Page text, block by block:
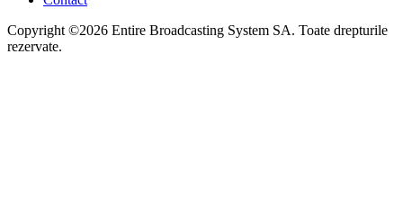
Copyright ©2026 Entire Broadcasting System SA. Toate drepturile
rezervate.